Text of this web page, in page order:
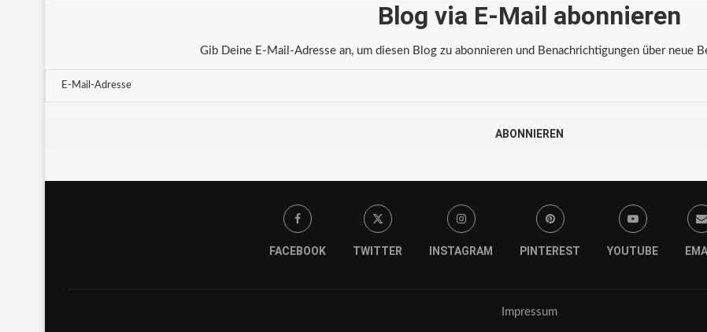
Blog via E-Mail abonnieren
Gib Deine E-Mail-Adresse an, um diesen Blog zu abonnieren und Benachrichtigungen über neue
ABONNIEREN
FACEBOOK TWITTER INSTAGRAM PINTEREST YOUTUBE
Impressum